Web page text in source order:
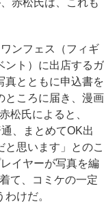
赤松氏は、これも
ンフェス（フィギ
ント）に出店するガ
真とともに申込書を
ところに届き、漫画
松氏によると、
、まとめてOK出
と思います」とのこ
イヤーが写真を編
て、コミケの一定
けだ。